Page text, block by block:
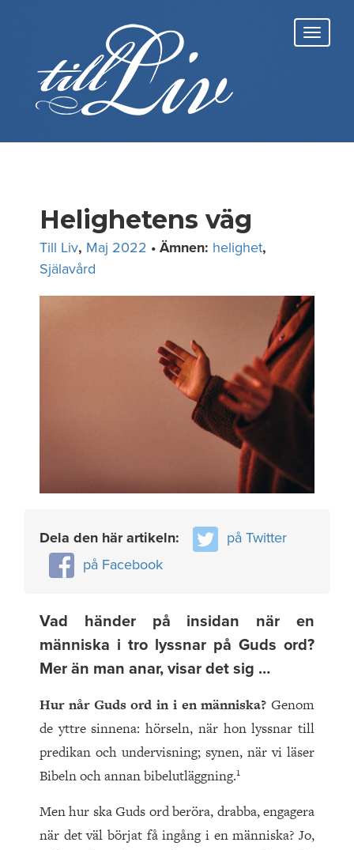
Helighetens väg
Till Liv, Maj 2022 • Ämnen: helighet,
Själavård
Dela den här artikeln:
på Twitter
på Facebook
Vad händer på insidan när en
människa i tro lyssnar på Guds ord?
Mer än man anar, visar det sig …
Hur når Guds ord in i en människa? Genom
de yttre sinnena: hörseln, när hon lyssnar till
predikan och undervisning; synen, när vi läser
Bibeln och annan bibelutläggning.1
Men hur ska Guds ord beröra, drabba, engagera
när det väl börjat få ingång i en människa? Jo,